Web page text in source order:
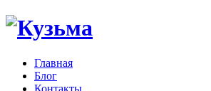
Главная
Блог
Контакты